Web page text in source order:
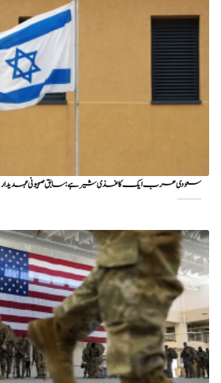
سعودی عرب ایک کاغذی شیر ہے: سابق صہیونی عہدیدار